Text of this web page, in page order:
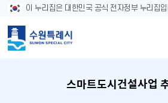
이 누리집은 대한민국 공식 전자정부 누리집
스마트도시건설사업